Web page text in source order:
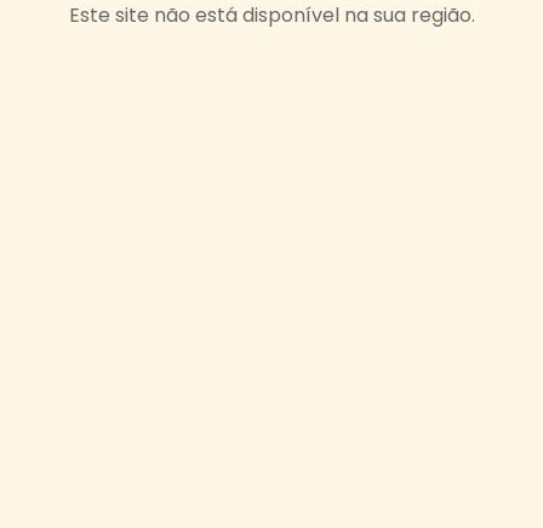
Este site não está disponível na sua região.